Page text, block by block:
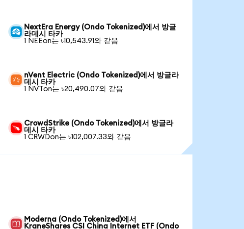
NextEra Energy (Ondo Tokenized)에서 방글
라데시 타카
1 NEEon는 ৳10,543.91와 같음
nVent Electric (Ondo Tokenized)에서 방글라
데시 타카
1 NVTon는 ৳20,490.07와 같음
CrowdStrike (Ondo Tokenized)에서 방글라
데시 타카
1 CRWDon는 ৳102,007.33와 같음
Moderna (Ondo Tokenized)에서
KraneShares CSI China Internet ETF (Ondo